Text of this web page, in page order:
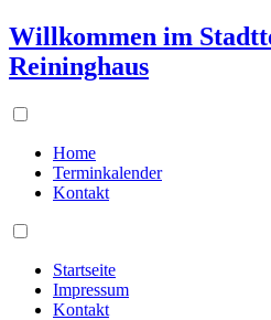
Willkommen im
Reininghaus
Home
Terminkalender
Kontakt
Startseite
Impressum
Kontakt